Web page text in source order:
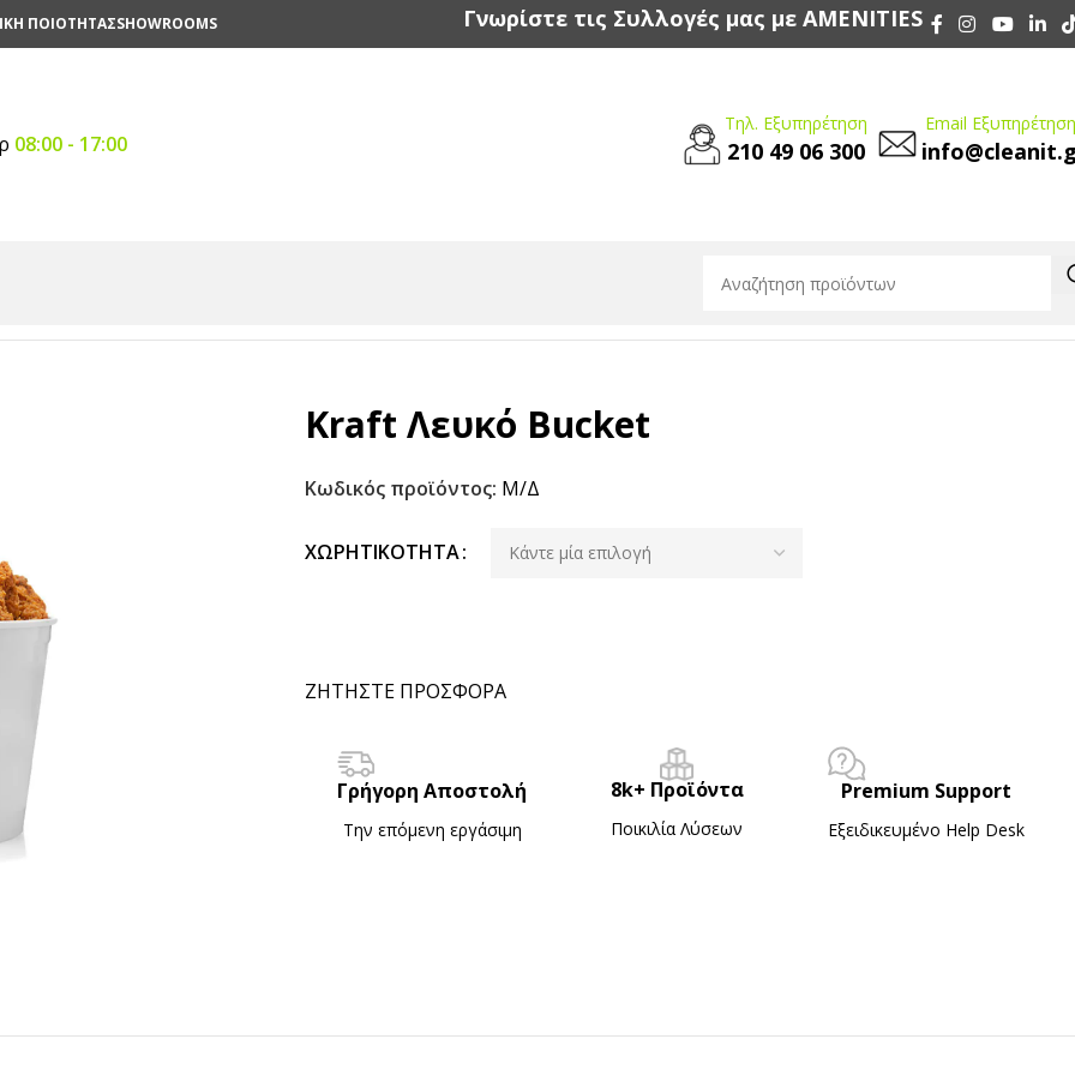
ΠΟΙΟΤΗΤΑΣSHOWROOMS Γνωρίστε τις Συλλογές μας με AMENITIES
08:00 - 17:00
Τηλ. Εξυπηρέτηση
210 49 06 300
Email
Kraft Λευκό Bucket
Κωδικός προϊόντος: Μ/Δ
ΧΩΡΗΤΙΚΌΤΗΤΑ
ΖΗΤΗΣΤΕ ΠΡΟΣΦΟΡΑ
Γρήγορη Αποστολή
Την επόμενη εργάσιμη
8k+ Προϊόντα
Ποικιλία Λύσεων
Premium Support
Εξειδικευμένο Ηelp Desk